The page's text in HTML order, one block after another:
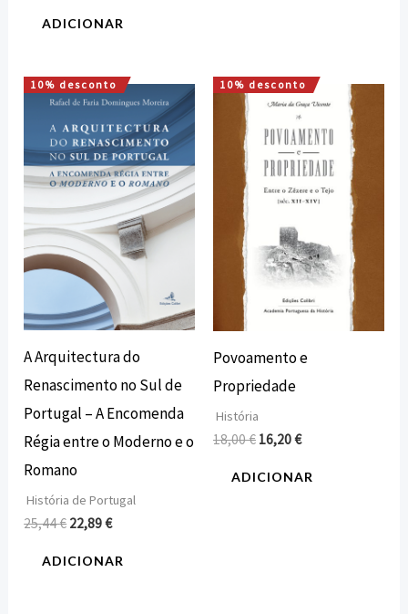
ADICIONAR
10% desconto
A Arquitectura do
Renascimento no Sul de
Portugal – A Encomenda
Régia entre o Moderno e o
Romano
História de Portugal
25,44€
O
preço
original
era:
25,44 €.
22,89€
O
preço
atual
é:
22,89 €.
ADICIONAR
10% desconto
Povoamento e
Propriedade
História
18,00€
O
preço
original
era:
18,00 €.
16,20€
O
preço
atual
é:
16,20 €.
ADICIONAR